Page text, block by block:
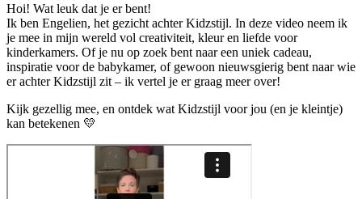
Hoi! Wat leuk dat je er bent!
Ik ben Engelien, het gezicht achter Kidzstijl. In deze video neem ik
je mee in mijn wereld vol creativiteit, kleur en liefde voor
kinderkamers. Of je nu op zoek bent naar een uniek cadeau,
inspiratie voor de babykamer, of gewoon nieuwsgierig bent naar wie
er achter Kidzstijl zit – ik vertel je er graag meer over!
Kijk gezellig mee, en ontdek wat Kidzstijl voor jou (en je kleintje)
kan betekenen 💛